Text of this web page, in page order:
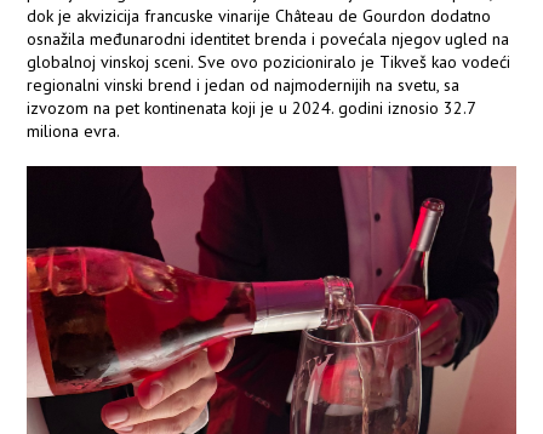
dok je akvizicija francuske vinarije Château de Gourdon dodatno
osnažila međunarodni identitet brenda i povećala njegov ugled na
globalnoj vinskoj sceni. Sve ovo pozicioniralo je Tikveš kao vodeći
regionalni vinski brend i jedan od najmodernijih na svetu, sa
izvozom na pet kontinenata koji je u 2024. godini iznosio 32.7
miliona evra.